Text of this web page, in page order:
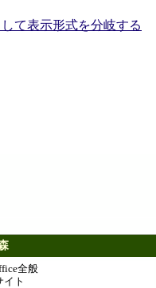
て表示形式を分岐する
全般
イト